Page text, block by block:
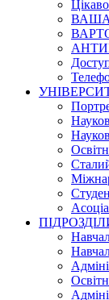
ВАША